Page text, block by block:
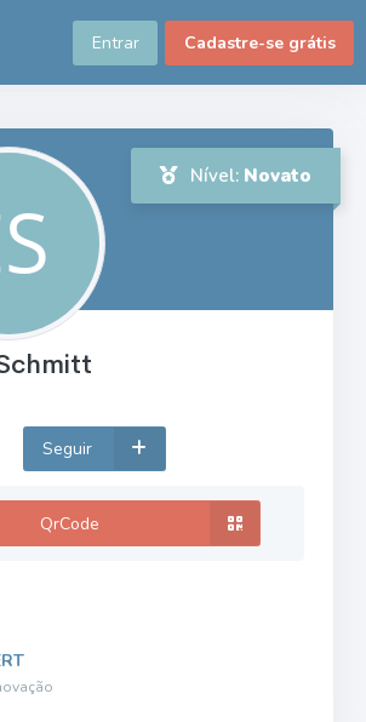
Entrar Cadastre-se grátis
Nível: Novato
Seguir
QrCode